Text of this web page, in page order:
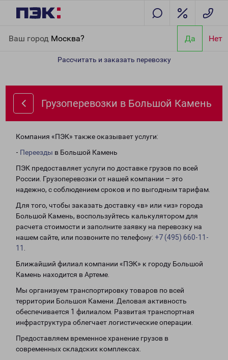
Ваш город Москва? Да Нет
Рассчитать и заказать перевозку
Грузоперевозки в Большой Камень
Компания «ПЭК» также оказывает услуги:
- Переезды в Большой Камень
ПЭК предоставляет услуги по доставке грузов по всей
России. Грузоперевозки от нашей компании – это
надежно, с соблюдением сроков и по выгодным тарифам.
Для того, чтобы заказать доставку «в» или «из» города
Большой Камень, воспользуйтесь калькулятором для
расчета стоимости и заполните заявку на перевозку на
нашем сайте, или позвоните по телефону: +7 (495) 660-11-
11
Ближайший филиал компании «ПЭК» к городу Большой
Камень находится в Артеме.
Мы организуем транспортировку товаров по всей
территории Большоя Камени. Деловая активность
обеспечивается 1 филиалом. Развитая транспортная
инфраструктура облегчает логистические операции.
Предоставляем временное хранение грузов в
современных складских комплексах.